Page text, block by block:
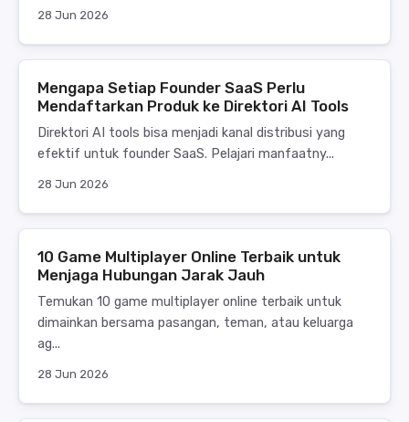
28 Jun 2026
Mengapa Setiap Founder SaaS Perlu
Mendaftarkan Produk ke Direktori AI Tools
Direktori AI tools bisa menjadi kanal distribusi yang
efektif untuk founder SaaS. Pelajari manfaatny...
28 Jun 2026
10 Game Multiplayer Online Terbaik untuk
Menjaga Hubungan Jarak Jauh
Temukan 10 game multiplayer online terbaik untuk
dimainkan bersama pasangan, teman, atau keluarga
ag...
28 Jun 2026